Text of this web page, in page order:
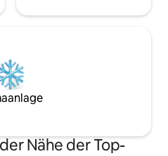
Nähe der Top-